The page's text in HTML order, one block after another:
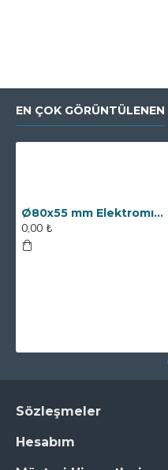
EN ÇOK GÖRÜNTÜLENEN
Ø80x55 mm Elektromıknatıs - 250 kg Çekim Gücü
0,00 ₺
Sözleşmeler
Hesabım